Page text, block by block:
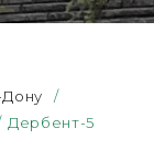
/
Дербент-5